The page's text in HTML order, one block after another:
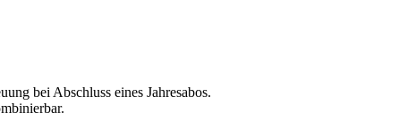
bei Abschluss eines Jahresabos.